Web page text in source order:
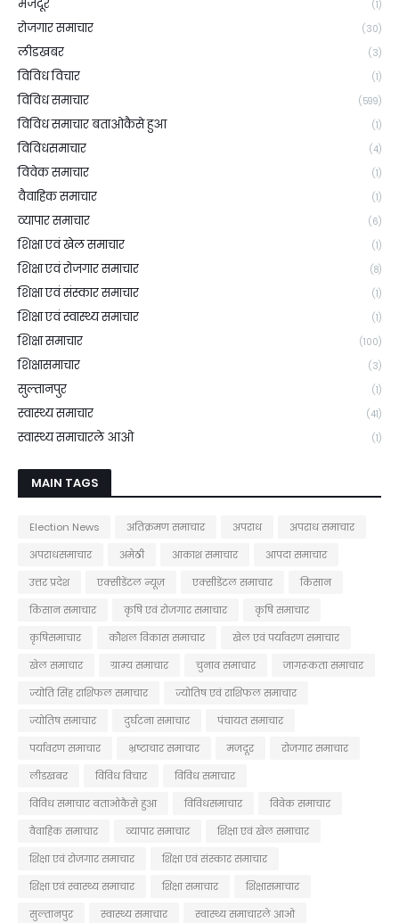
मजदूर (1)
रोजगार समाचार (30)
लीडखबर (3)
विविध विचार (1)
विविध समाचार (599)
विविध समाचार बताओकैसे हुआ (1)
विविधसमाचार (4)
विवेक समाचार (1)
वैवाहिक समाचार (1)
व्यापार समाचार (6)
शिक्षा एवं खेल समाचार (1)
शिक्षा एवं रोजगार समाचार (8)
शिक्षा एवं संस्कार समाचार (1)
शिक्षा एवं स्वास्थ्य समाचार (1)
शिक्षा समाचार (100)
शिक्षासमाचार (3)
सुल्तानपुर (1)
स्वास्थ्य समाचार (41)
स्वास्थ्य समाचारले आओ (1)
MAIN TAGS
Election News अतिक्रमण समाचार अपराध
अपराध समाचार
अपराधसमाचार
अमेठी आकाश समाचार
आपदा समाचार
उत्तर प्रदेश
एक्सीडेंटल न्यूज़ एक्सीडेंटल समाचार
किसान
किसान समाचार
कृषि एवं रोजगार समाचार
कृषि समाचार
कृषिसमाचार
कौशल विकास समाचार
खेल एवं पर्यावरण समाचार
खेल समाचार
ग्राम्य समाचार चुनाव समाचार
जागरूकता समाचार
ज्योति सिंह राशिफल समाचार
ज्योतिष एवं राशिफल समाचार
ज्योतिष समाचार
दुर्घटना समाचार
पंचायत समाचार
पर्यावरण समाचार
भ्रष्टाचार समाचार मजदूर
रोजगार समाचार
लीडखबर
विविध विचार
विविध समाचार
विविध समाचार बताओकैसे हुआ
विविधसमाचार
विवेक समाचार
वैवाहिक समाचार
व्यापार समाचार
शिक्षा एवं खेल समाचार
शिक्षा एवं रोजगार समाचार
शिक्षा एवं संस्कार समाचार
शिक्षा एवं स्वास्थ्य समाचार
शिक्षा समाचार
शिक्षासमाचार
सुल्तानपुर
स्वास्थ्य समाचार स्वास्थ्य समाचारले आओ